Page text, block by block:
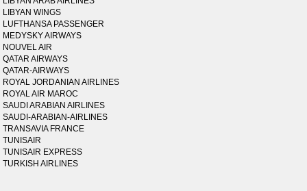
LIBYAN WINGS
LUFTHANSA PASSENGER
MEDYSKY AIRWAYS
NOUVEL AIR
QATAR AIRWAYS
QATAR-AIRWAYS
ROYAL JORDANIAN AIRLINES
ROYAL AIR MAROC
SAUDI ARABIAN AIRLINES
SAUDI-ARABIAN-AIRLINES
TRANSAVIA FRANCE
TUNISAIR
TUNISAIR EXPRESS
TURKISH AIRLINES